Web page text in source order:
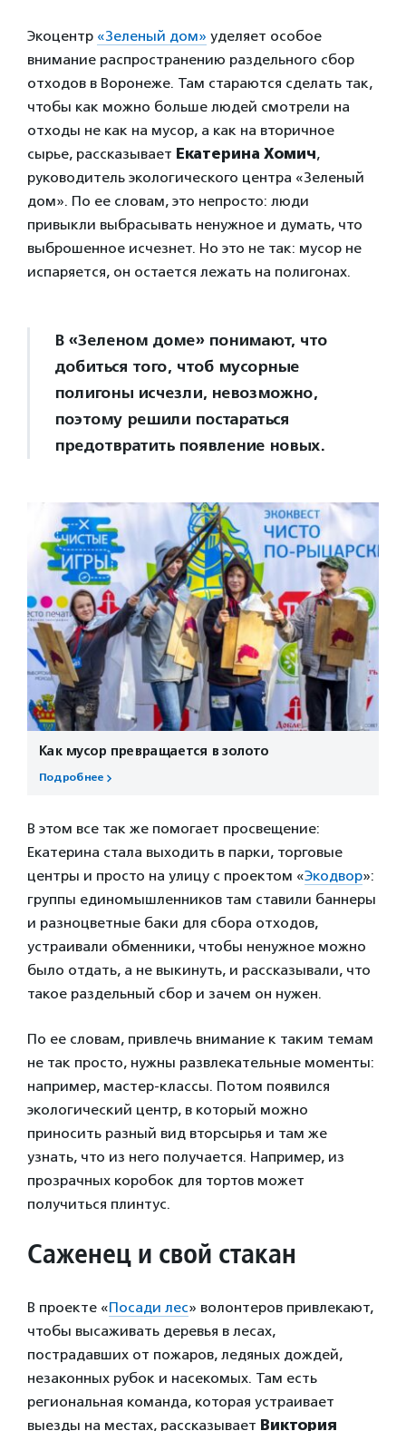
Экоцентр «Зеленый дом» уделяет особое
внимание распространению раздельного сбор
отходов в Воронеже. Там стараются сделать так,
чтобы как можно больше людей смотрели на
отходы не как на мусор, а как на вторичное
сырье, рассказывает Екатерина Хомич,
руководитель экологического центра «Зеленый
дом». По ее словам, это непросто: люди
привыкли выбрасывать ненужное и думать, что
выброшенное исчезнет. Но это не так: мусор не
испаряется, он остается лежать на полигонах.
В «Зеленом доме» понимают, что
добиться того, чтоб мусорные
полигоны исчезли, невозможно,
поэтому решили постараться
предотвратить появление новых.
Как мусор превращается в золото
Подробнее
В этом все так же помогает просвещение:
Екатерина стала выходить в парки, торговые
центры и просто на улицу с проектом «Экодвор»:
группы единомышленников там ставили баннеры
и разноцветные баки для сбора отходов,
устраивали обменники, чтобы ненужное можно
было отдать, а не выкинуть, и рассказывали, что
такое раздельный сбор и зачем он нужен.
По ее словам, привлечь внимание к таким темам
не так просто, нужны развлекательные моменты:
например, мастер-классы. Потом появился
экологический центр, в который можно
приносить разный вид вторсырья и там же
узнать, что из него получается. Например, из
прозрачных коробок для тортов может
получиться плинтус.
Саженец и свой стакан
В проекте «Посади лес» волонтеров привлекают,
чтобы высаживать деревья в лесах,
пострадавших от пожаров, ледяных дождей,
незаконных рубок и насекомых. Там есть
региональная команда, которая устраивает
выезды на местах, рассказывает Виктория